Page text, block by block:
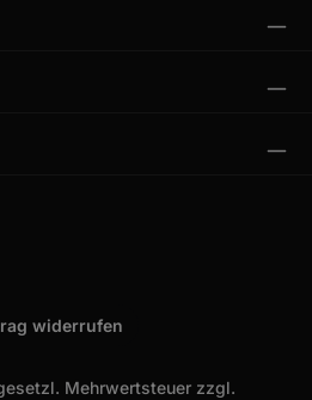
widerrufen
Mehrwertsteuer zzgl.